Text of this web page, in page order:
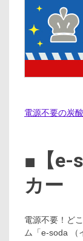
電源不要の炭
■【e-
カー
電源不要！ど
ム「e-soda （